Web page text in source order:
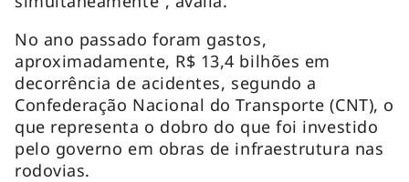
No ano passado foram gastos,
aproximadamente, R$ 13,4 bilhões em
decorrência de acidentes, segundo a
Confederação Nacional do Transporte (CNT), o
que representa o dobro do que foi investido
pelo governo em obras de infraestrutura nas
rodovias.